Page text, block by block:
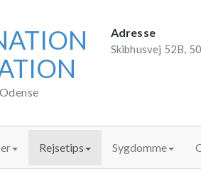
Adresse
Skibhusvej 52B,
Rejsetips Sygdomme